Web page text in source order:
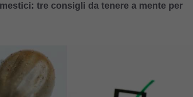
tre consigli da tenere a mente per